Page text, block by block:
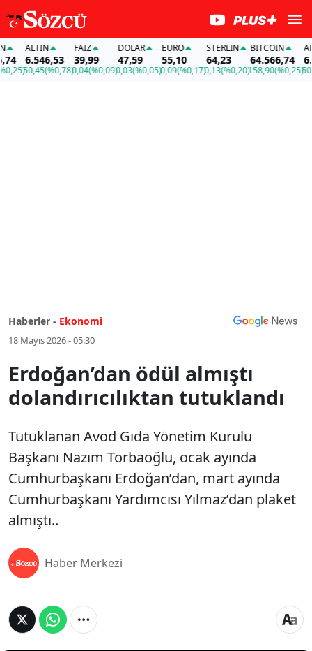
ALTIN
6.546,53
50,45(%0,78)
FAİZ
39,99
0,04(%0,09)
DOLAR
47,59
0,03(%0,05)
EURO
55,10
0,09(%0,17)
STERLIN
64,23
0,13(%0,20)
BITCOIN
64.566,74
158,90(%0,25)50,45
Haberler - Ekonomi
18 Mayıs 2026 - 05:30
Erdoğan’dan ödül almıştı
dolandırıcılıktan tutuklandı
Tutuklanan Avod Gıda Yönetim Kurulu
Başkanı Nazım Torbaoğlu, ocak ayında
Cumhurbaşkanı Erdoğan’dan, mart ayında
Cumhurbaşkanı Yardımcısı Yılmaz’dan plaket
almıştı..
Haber Merkezi